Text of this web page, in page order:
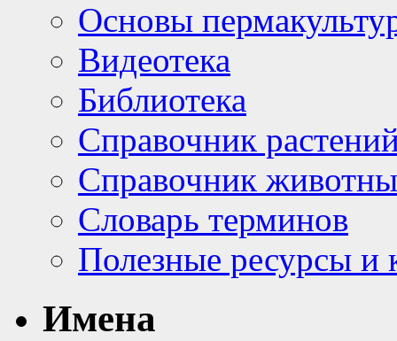
Основы
Видеотека
Библиотека
Справочник
Справочник
Словарь терминов
Полезные ресурсы и
Имена